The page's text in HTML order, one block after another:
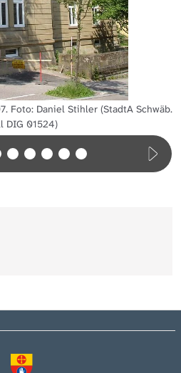
Foto: Daniel Stihler (StadtA Schwäb.
DIG 01524)